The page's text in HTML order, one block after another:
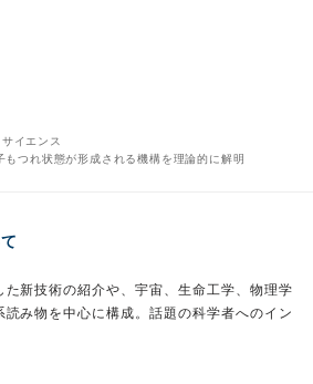
サイエンス
つれ状態が形成される機構を理論的に解明
新技術の紹介や、宇宙、生命工学、物理学
み物を中心に構成。話題の科学者へのイン